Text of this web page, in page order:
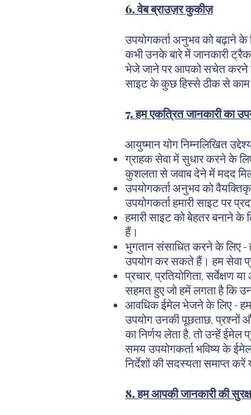
6. वेब ब्राउज़र कुकीज़
उपयोगकर्ता अनुभव को बढ़ाने
कभी उनके बारे में जानकारी
भेजे जाने पर आपको सचेत करने
साइट के कुछ हिस्से ठीक से
7. हम एकत्रित जानकारी का
आयुष्मान योग निम्नलिखित
ग्राहक सेवा में सुधार करने के
कुशलता से जवाब देने में मदद
उपयोगकर्ता अनुभव को
उपयोगकर्ता हमारी साइट पर
हमारी साइट को बेहतर बनाने
हैं।
भुगतान संसाधित करने के लिए -
उपयोग कर सकते हैं। हम सेवा
प्रचार, प्रतियोगिता,
सहमत हुए जो हमें लगता है कि
आवधिक ईमेल भेजने के लिए -
उपयोग उनकी पूछताछ, प्रश्नों
का निर्णय लेता है, तो उन्हें ईमेल
समय उपयोगकर्ता भविष्य के
निर्देशों की सदस्यता समाप्त
8. हम आपकी जानकारी की